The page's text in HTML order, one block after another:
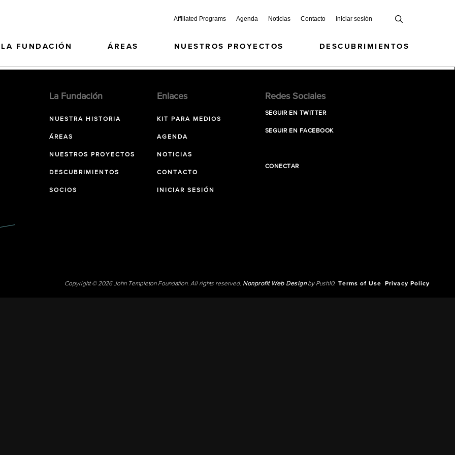
Affiliated Programs Agenda Noticias Contacto Iniciar sesión
LA FUNDACIÓN ÁREAS NUESTROS PROYECTOS DESCUBRIMIENTOS
La Fundación
NUESTRA HISTORIA
ÁREAS
NUESTROS PROYECTOS
DESCUBRIMIENTOS
SOCIOS
Enlaces
KIT PARA MEDIOS
AGENDA
NOTICIAS
CONTACTO
INICIAR SESIÓN
Redes Sociales
SEGUIR EN TWITTER
SEGUIR EN FACEBOOK
CONECTAR
Copyright © 2026 John Templeton Foundation. All rights reserved. Nonprofit Web Designby Push10. Terms of Use Privacy Policy